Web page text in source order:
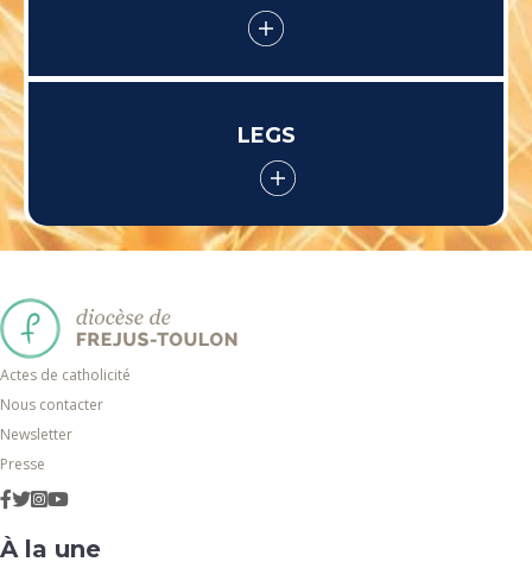
LEGS
Actes de catholicité
Nous contacter
Newsletter
Presse
À la une